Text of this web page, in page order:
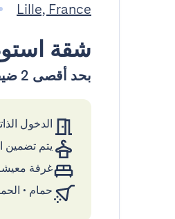
Lille, France
شقة
بحد أقصى 2 ضيفين • رقم الطابق 2 • لا مصعد
الدخول
يتم تضمين
غرفة
حمام •